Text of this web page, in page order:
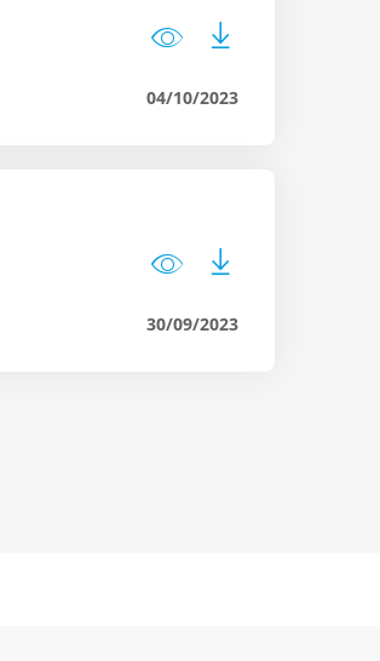
04/10/2023
30/09/2023